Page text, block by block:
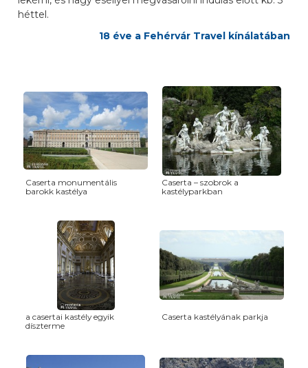
héttel.
18 éve a Fehérvár Travel kínálatában
Caserta monumentális
barokk kastélya
Caserta – szobrok a
kastélyparkban
a casertai kastély egyik
díszterme
Caserta kastélyának parkja